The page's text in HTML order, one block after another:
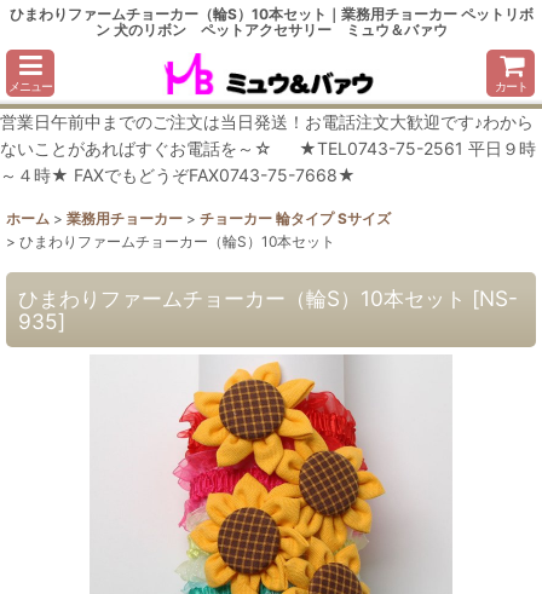
ひまわりファームチョーカー（輪S）10本セット｜業務用チョーカー ペットリボ
ン 犬のリボン ペットアクセサリー ミュウ＆バァウ
メニュー カート
営業日午前中までのご注文は当日発送！お電話注文大歓迎です♪わから
ないことがあればすぐお電話を～☆ ★TEL0743-75-2561 平日９時
～４時★ FAXでもどうぞFAX0743-75-7668★
ホーム > 業務用チョーカー > チョーカー 輪タイプ Sサイズ
> ひまわりファームチョーカー（輪S）10本セット
ひまわりファームチョーカー（輪S）10本セット [NS-
935]